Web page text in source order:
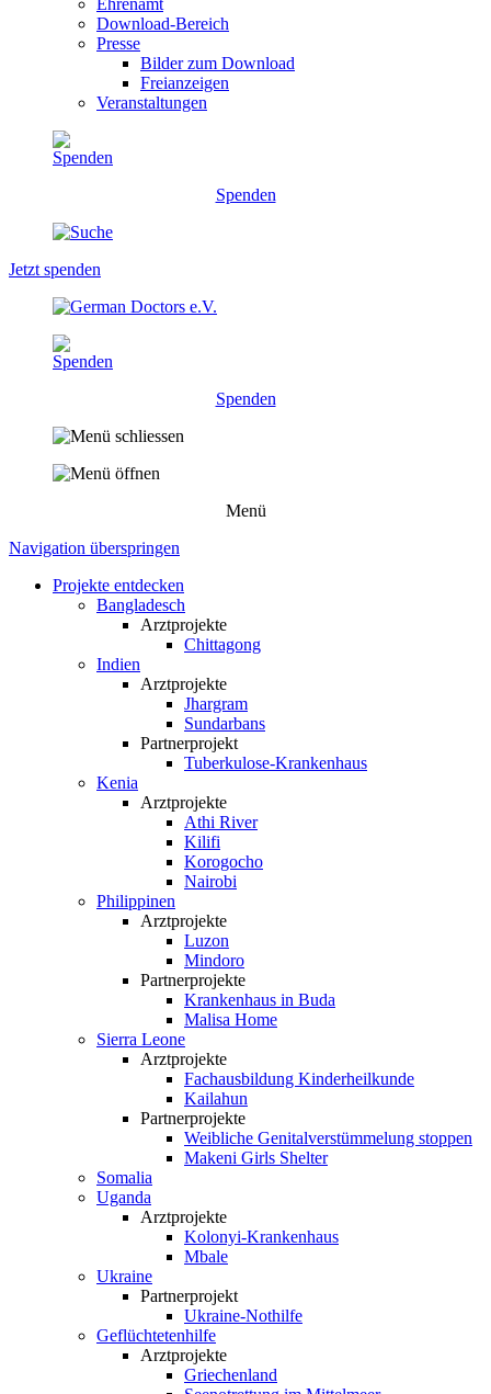
Ehrenamt
Download-Bereich
Presse
Bilder zum Download
Freianzeigen
Veranstaltungen
Spenden
Jetzt spenden
Spenden
Menü
Navigation überspringen
Projekte entdecken
Bangladesch
Arztprojekte
Chittagong
Indien
Arztprojekte
Jhargram
Sundarbans
Partnerprojekt
Tuberkulose-Krankenhaus
Kenia
Arztprojekte
Athi River
Kilifi
Korogocho
Nairobi
Philippinen
Arztprojekte
Luzon
Mindoro
Partnerprojekte
Krankenhaus in Buda
Malisa Home
Sierra Leone
Arztprojekte
Fachausbildung Kinderheilkunde
Kailahun
Partnerprojekte
Weibliche Genital­verstümmelung stoppen
Makeni Girls Shelter
Somalia
Uganda
Arztprojekte
Kolonyi-Krankenhaus
Mbale
Ukraine
Partnerprojekt
Ukraine-Nothilfe
Geflüchtetenhilfe
Arztprojekte
Griechenland